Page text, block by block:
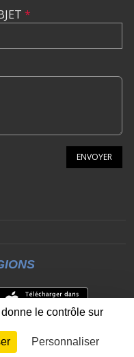
*
ENVOYER
CONNEXION
le contrôle sur
Personnaliser